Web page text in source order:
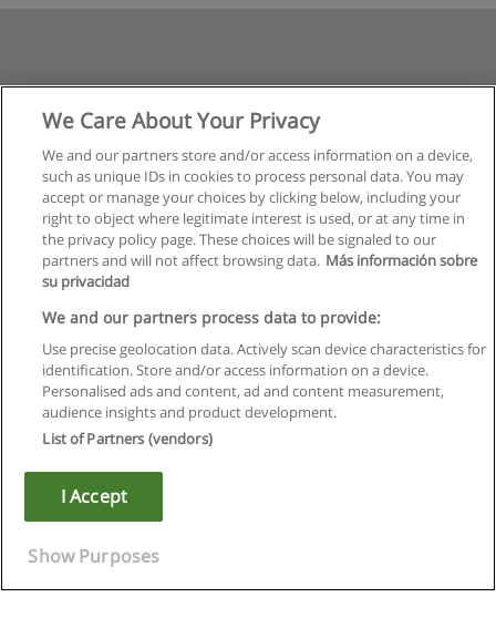
Regras de uso
Privacidade de dados
Copyright © Educaedu Business S.L. - CIF : B-95610580: -
We Care About Your Privacy
We and our partners store and/or access information on a device,
such as unique IDs in cookies to process personal data. You may
accept or manage your choices by clicking below, including your
right to object where legitimate interest is used, or at any time in
the privacy policy page. These choices will be signaled to our
partners and will not affect browsing data. Más información sobre
su privacidad
We and our partners process data to provide:
Use precise geolocation data. Actively scan device characteristics for
identification. Store and/or access information on a device.
Personalised ads and content, ad and content measurement,
audience insights and product development.
List of Partners (vendors)
I Accept
Show Purposes